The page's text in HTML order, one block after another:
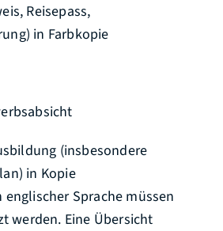
Reisepass,
in Farbkopie
(insbesondere
in Kopie
Sprache müssen
werden. Eine Übersicht